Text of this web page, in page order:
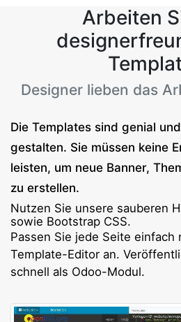
Arbeiten
Designer lieben das
Die Templates sind genial
gestalten. Sie müssen keine
leisten, um neue Banner,
zu erstellen.
Nutzen Sie unsere sauberen
sowie Bootstrap CSS.
Passen Sie jede Seite
Template-Editor an.
schnell als Odoo-Modul.